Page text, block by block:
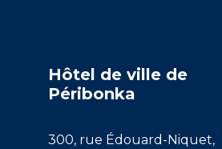
Hôtel de ville de
Péribonka
300, rue Édouard-Niquet,